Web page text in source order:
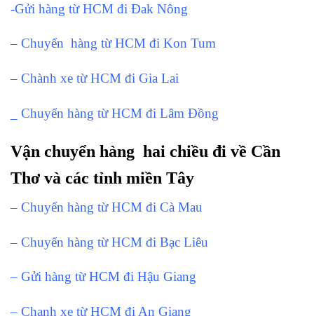
-Gửi hàng từ HCM đi Đak Nông
– Chuyển hàng từ HCM đi Kon Tum
– Chành xe từ HCM đi Gia Lai
_ Chuyển hàng từ HCM đi Lâm Đồng
Vận chuyển hàng hai chiều đi về Cần
Thơ và các tỉnh miền Tây
– Chuyển hàng từ HCM đi Cà Mau
– Chuyển hàng từ HCM đi Bạc Liêu
– Gửi hàng từ HCM đi Hậu Giang
– Chanh xe từ HCM đi An Giang